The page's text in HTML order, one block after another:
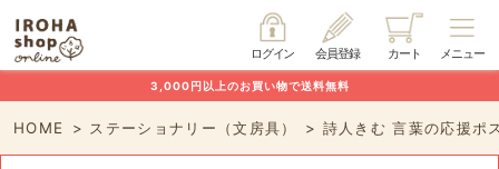
メニュー
カート
会員登録
ログイン
3,000円以上のお買い物で送料無料
HOME ステーショナリー（文房具） 詩人きむ 言葉の応援ポ